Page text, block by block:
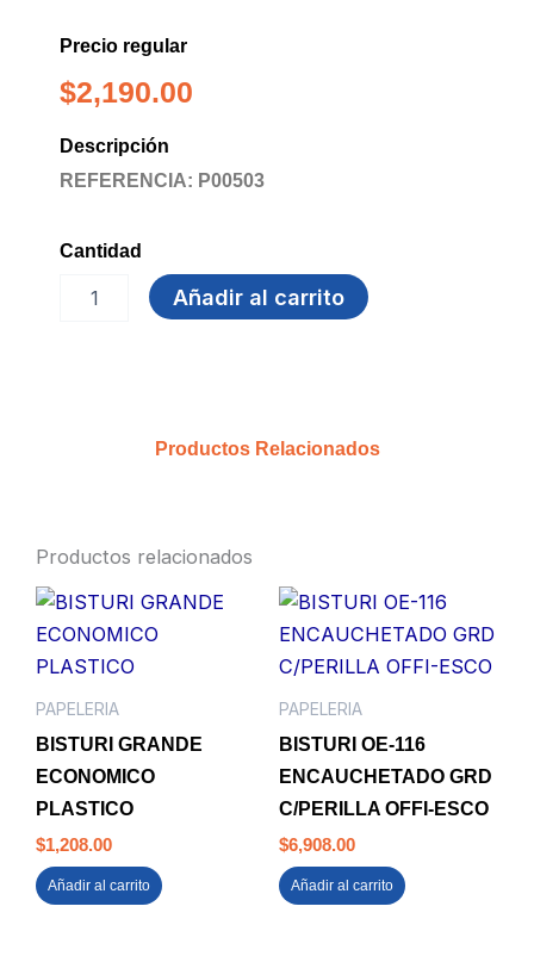
Precio regular
$2,190.00
Descripción
REFERENCIA: P00503
Cantidad
MARCADOR
DORICOLOR
Añadir al carrito
Productos Relacionados
Productos relacionados
PAPELERIA
BISTURI GRANDE
ECONOMICO
PLASTICO
$1,208.00
Añadir al carrito
PAPELERIA
BISTURI OE-116
ENCAUCHETADO GRD
C/PERILLA OFFI-ESCO
$6,908.00
Añadir al carrito